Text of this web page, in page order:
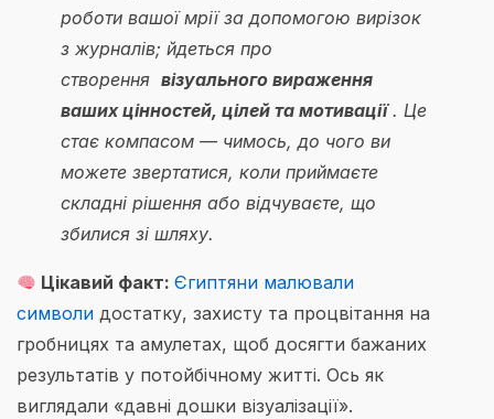
роботи вашої мрії за допомогою вирізок
з журналів; йдеться про
створення візуального вираження
ваших цінностей, цілей та мотивації. Це
стає компасом — чимось, до чого ви
можете звертатися, коли приймаєте
складні рішення або відчуваєте, що
збилися зі шляху.
Цікавий факт:Єгиптяни малювали
символи достатку, захисту та процвітання на
гробницях та амулетах, щоб досягти бажаних
результатів у потойбічному житті. Ось як
виглядали «давні дошки візуалізації».